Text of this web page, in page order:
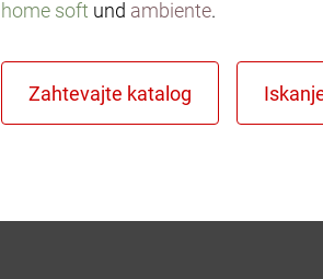
home soft und ambiente.